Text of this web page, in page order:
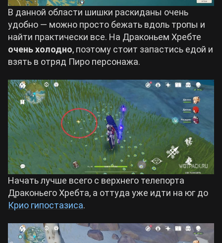
В данной области шишки раскиданы очень
удобно — можно просто бежать вдоль тропы и
найти практически все. На Драконьем Хребте
очень холодно, поэтому стоит запастись едой и
взять в отряд Пиро персонажа.
Начать лучше всего с верхнего телепорта
Драконьего Хребта, а оттуда уже идти на юг до
Крио гипостазиса.